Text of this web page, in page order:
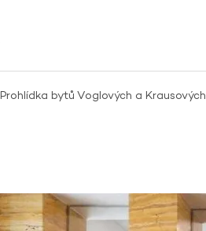
Prohlídka bytů Voglových a Krausových